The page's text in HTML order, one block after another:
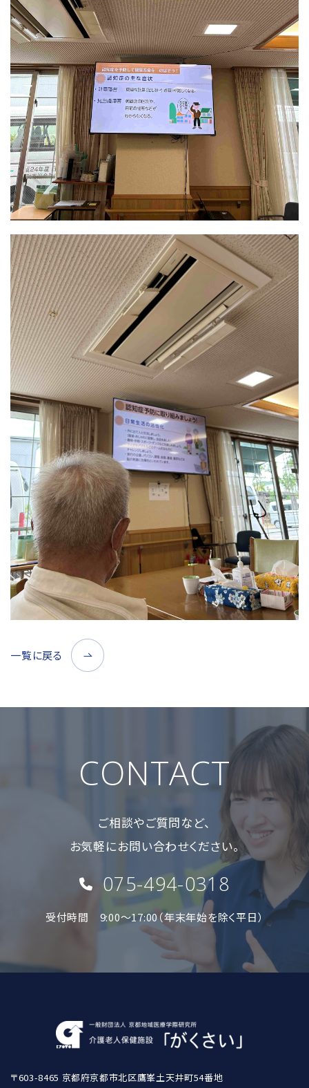
一覧に戻る
CONTACT
ご相談やご質問など、
お気軽にお問い合わせください。
075-494-0318
受付時間 9:00〜17:00（年末年始を除く平日）
〒603-8465 京都府京都市北区鷹峯土天井町54番地